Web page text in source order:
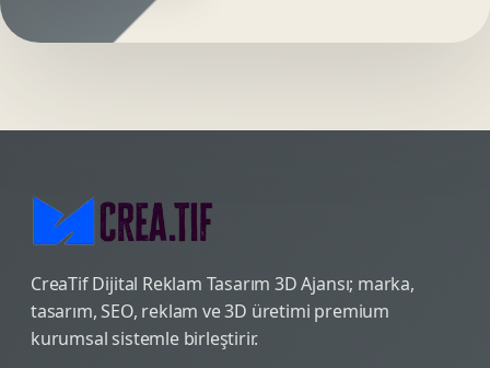
CreaTif Dijital Reklam Tasarım 3D Ajansı; marka,
tasarım, SEO, reklam ve 3D üretimi premium
kurumsal sistemle birleştirir.